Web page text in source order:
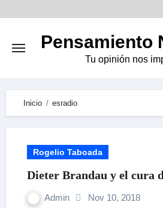
Pensamiento
Tu opinión nos
Inicio esradio
Rogelio Taboada
Dieter Brandau y el cura
Admin Nov 10, 2018